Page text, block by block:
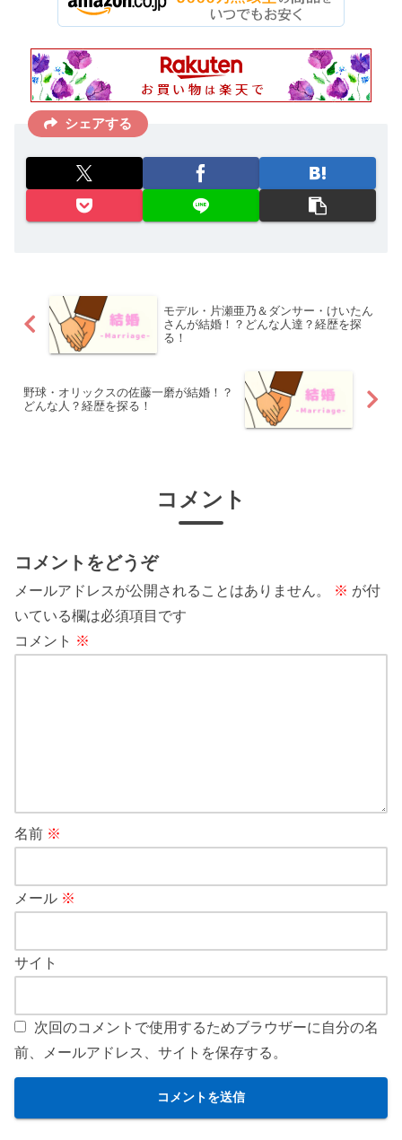
シェアする
モデル・片瀬亜乃＆ダンサー・けいたん
さんが結婚！？どんな人達？経歴を探
る！
野球・オリックスの佐藤一磨が結婚！？
どんな人？経歴を探る！
コメント
コメントをどうぞ
メールアドレスが公開されることはありません。 ※ が付
いている欄は必須項目です
コメント ※
名前 ※
メール ※
サイト
次回のコメントで使用するためブラウザーに自分の名
前、メールアドレス、サイトを保存する。